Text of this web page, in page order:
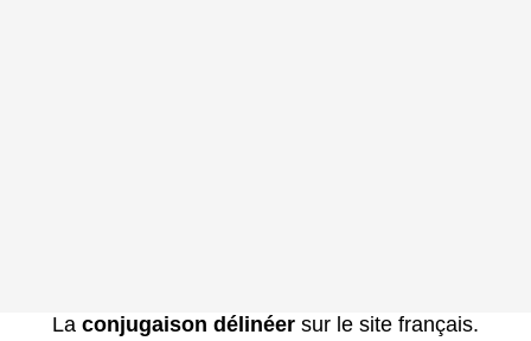
La conjugaison délinéer sur le site français.